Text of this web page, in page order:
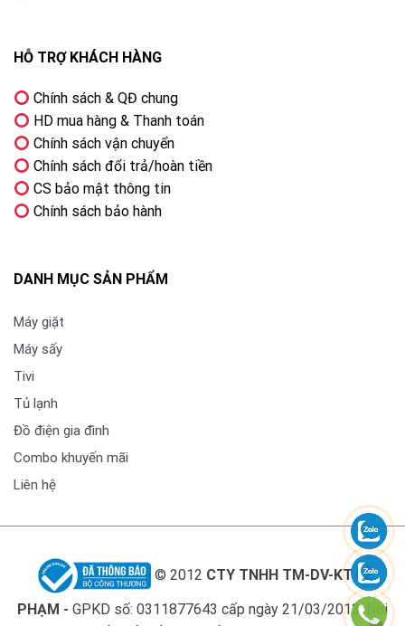
HỖ TRỢ KHÁCH HÀNG
Chính sách & QĐ chung
HD mua hàng & Thanh toán
Chính sách vận chuyển
Chính sách đổi trả/hoàn tiền
CS bảo mật thông tin
Chính sách bảo hành
DANH MỤC SẢN PHẨM
Máy giặt
Máy sấy
Tivi
Tủ lạnh
Đồ điện gia đình
Combo khuyến mãi
Liên hệ
© 2012 CTY TNHH TM-DV-KT LÊ
PHẠM - GPKD số: 0311877643 cấp ngày 21/03/2013. Nơi